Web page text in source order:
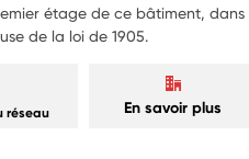
étage de ce bâtiment, dans
de la loi de 1905.
réseau En savoir plus